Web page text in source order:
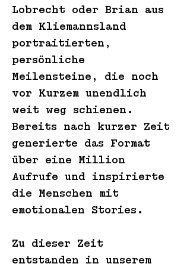
Lobrecht oder Brian aus
dem Kliemannsland
portraitierten,
persönliche
Meilensteine, die noch
vor Kurzem unendlich
weit weg schienen.
Bereits nach kurzer Zeit
generierte das Format
über eine Million
Aufrufe und inspirierte
die Menschen mit
emotionalen Stories.
Zu dieser Zeit
entstanden in unserem